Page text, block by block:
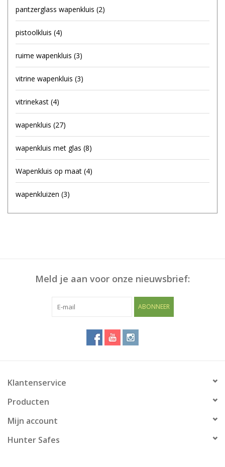
pantzerglass wapenkluis (2)
pistoolkluis (4)
ruime wapenkluis (3)
vitrine wapenkluis (3)
vitrinekast (4)
wapenkluis (27)
wapenkluis met glas (8)
Wapenkluis op maat (4)
wapenkluizen (3)
Meld je aan voor onze nieuwsbrief:
ABONNEER
Klantenservice
Producten
Mijn account
Hunter Safes